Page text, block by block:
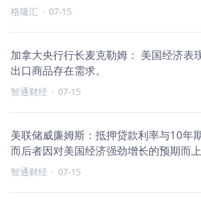
格隆汇 · 07-15
加拿大央行行长麦克勒姆： 美国经济表
出口商品存在需求。
智通财经 · 07-15
美联储威廉姆斯：抵押贷款利率与10年
而后者因对美国经济强劲增长的预期而上
智通财经 · 07-15